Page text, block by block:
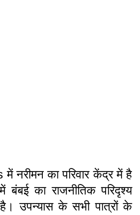
नरीमन का परिवार केंद्र में है
बंबई का राजनीतिक परिदृश्य
उपन्यास के सभी पात्रों के